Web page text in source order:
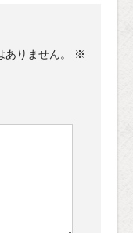
りません。
※